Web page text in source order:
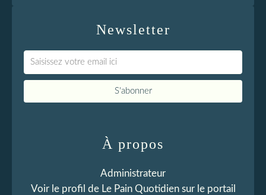
Newsletter
À propos
Administrateur
Voir le profil de Le Pain Quotidiensur le portail